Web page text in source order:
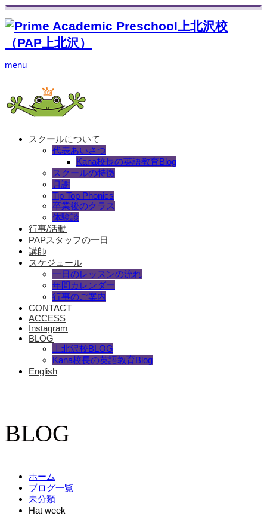
menu
スクールについて
代表あいさつ
Kana校長の英語教育Blog
スクールの特徴
月謝
Tip Top Phonics
卒業後のクラス
体験談
行事/活動
PAPスタッフの一日
講師
スケジュール
一日のレッスンの流れ
年間カレンダー
行事のご案内
CONTACT
ACCESS
Instagram
BLOG
上北沢校BLOG
Kana校長の英語教育Blog
English
BLOG
ホーム
ブログ一覧
未分類
Hat week